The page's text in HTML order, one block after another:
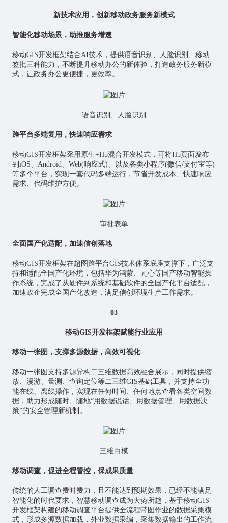
新技术应用，创新移动政务服务新模式
智能化移动场景，助推服务增速
移动GIS开发框架结合AI技术，提供语音识别、人脸识别、移动
签批三种能力，不断提升移动办公的新体验，打造政务服务新模
式，让政务办公更便捷，更效率。
语音识别、人脸识别
跨平台多端复用，快速响应需求
移动GIS开发框架采用原生+H5混合开发模式，可将H5页面发布
到iOS、Android、Web(响应式)、以及各类小程序(微信/支付宝等)
等多个平台，实现一套代码多端运行，节省开发成本、快速响应
需求、代码维护方便。
审批表单
全面国产化适配，加速信创落地
移动GIS开发框架在超图跨平台GIS技术体系底座支撑下，广泛支
持和适配全国产化环境，包括华为鸿蒙、元心等国产移动智能操
作系统，完成了从硬件到系统和基础软件的全国产化平台适配，
加速政企完成全国产化改造，满足信创环境生产工作需求。
03
移动GIS开发框架赋能行业应用
移动一张图，支撑多源数据，高效可视化
移动一张图支持多源异构二三维数据高效融合展示，同时提供缩
放、漫游、量测、查询定位等二三维GIS基础工具，并支持全功
能在线、离线操作，实现在任何时间、任何地点查看各类空间数
据，助力形成随时、随地“用数据说话、用数据管理、用数据决
策”的安全管理新机制。
三维白模
移动调查，促进全程管控，保成果质量
传统的人工调查费时费力，且不能达到预期效果，已经不能满足
智能化的时代要求，智慧移动调查成为大势所趋，基于移动GIS
开发框架构建的移动调查平台提供全流程带图作业的数据采集模
式，形成多源数据加载，外业数据采编，采集数据输出的工作流